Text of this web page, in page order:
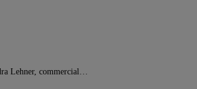
Lehner, commercial…